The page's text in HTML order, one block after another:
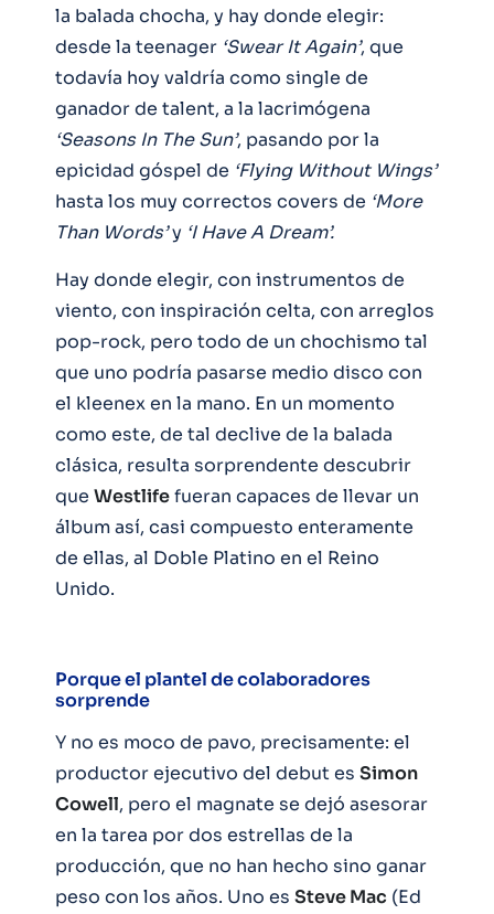
la balada chocha, y hay donde elegir:
desde la teenager ‘Swear It Again’, que
todavía hoy valdría como single de
ganador de talent, a la lacrimógena
‘Seasons In The Sun’, pasando por la
epicidad góspel de ‘Flying Without Wings’
hasta los muy correctos covers de ‘More
Than Words’y ‘I Have A Dream’.
Hay donde elegir, con instrumentos de
viento, con inspiración celta, con arreglos
pop-rock, pero todo de un chochismo tal
que uno podría pasarse medio disco con
el kleenex en la mano. En un momento
como este, de tal declive de la balada
clásica, resulta sorprendente descubrir
que Westlifefueran capaces de llevar un
álbum así, casi compuesto enteramente
de ellas, al Doble Platino en el Reino
Unido.
Porque el plantel de colaboradores
sorprende
Y no es moco de pavo, precisamente: el
productor ejecutivo del debut es Simon
Cowell, pero el magnate se dejó asesorar
en la tarea por dos estrellas de la
producción, que no han hecho sino ganar
peso con los años. Uno es Steve Mac (Ed